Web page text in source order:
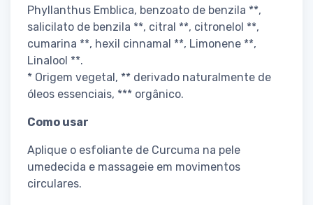
Phyllanthus Emblica, benzoato de benzila **,
salicilato de benzila **, citral **, citronelol **,
cumarina **, hexil cinnamal **, Limonene **,
Linalool **.
* Origem vegetal, ** derivado naturalmente de
óleos essenciais, *** orgânico.
Como usar
Aplique o esfoliante de Curcuma na pele
umedecida e massageie em movimentos
circulares.